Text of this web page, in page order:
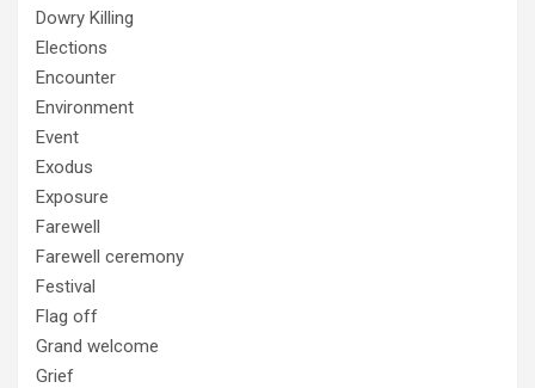
Dowry Killing
Elections
Encounter
Environment
Event
Exodus
Exposure
Farewell
Farewell ceremony
Festival
Flag off
Grand welcome
Grief